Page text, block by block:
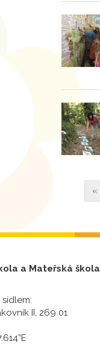
«
a Mateřská škola
II, 269 01